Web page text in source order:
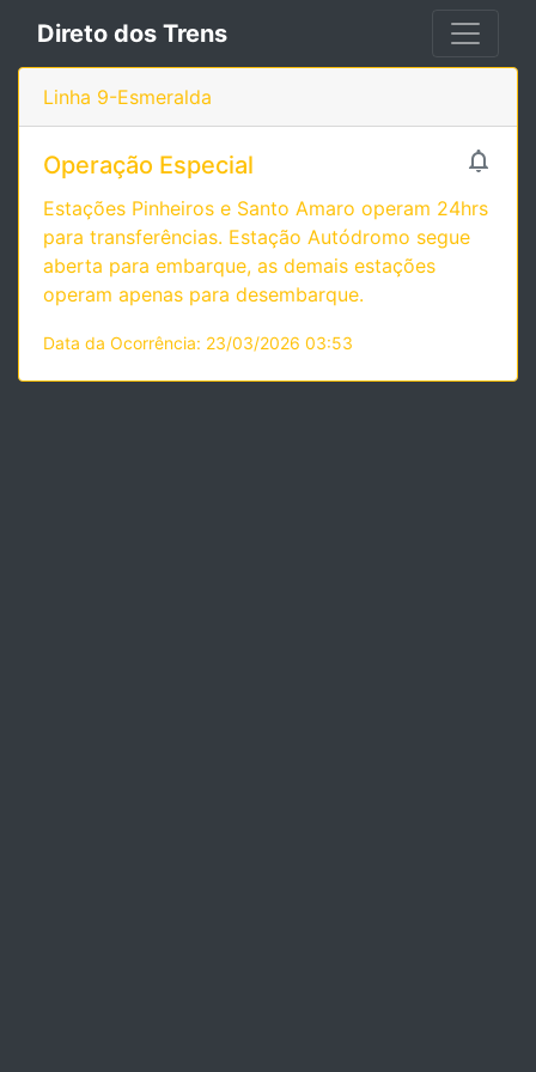
Direto dos Trens
Linha 9-Esmeralda

Operação Especial
Estações Pinheiros e Santo Amaro operam 24hrs
para transferências. Estação Autódromo segue
aberta para embarque, as demais estações
operam apenas para desembarque.
Data da Ocorrência: 23/03/2026 03:53